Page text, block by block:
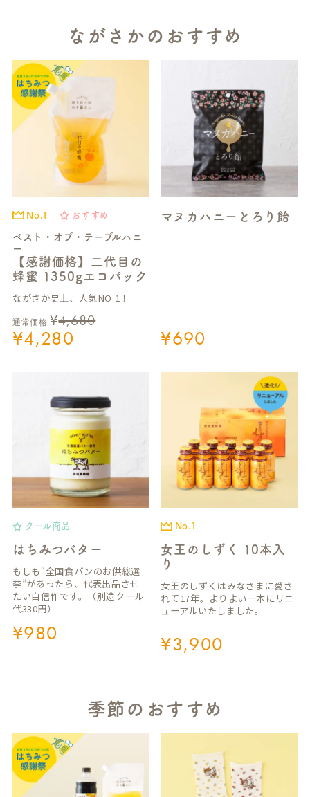
ながさかのおすすめ
No.1 おすすめ
ベスト・オブ・テーブルハニ
ー
【感謝価格】二代目の
蜂蜜 1350gエコパック
ながさか史上、人気NO.1！
通常価格 ¥4,680
¥4,280
マヌカハニーとろり飴
¥690
クール商品
はちみつバター
もしも“全国食パンのお供総選
挙”があったら、代表出品させ
たい自信作です。（別途クール
代330円）
¥980
No.1
女王のしずく 10本入
り
女王のしずくはみなさまに愛さ
れて17年。よりよい一本にリニ
ューアルいたしました。
¥3,900
季節のおすすめ